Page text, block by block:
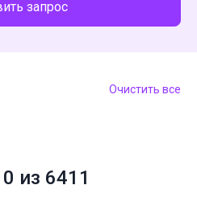
запрос
Очистить все
из 6411